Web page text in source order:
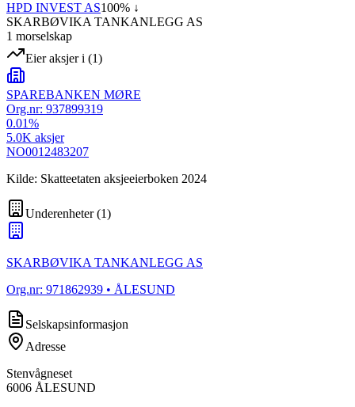
HPD INVEST AS100% ↓
SKARBØVIKA TANKANLEGG AS
1 morselskap
Eier aksjer i (1)
SPAREBANKEN MØRE
Org.nr: 937899319
0.01%
5.0K aksjer
NO0012483207
Kilde: Skatteetaten aksjeeierboken 2024
Underenheter(1)
SKARBØVIKA TANKANLEGG AS
Org.nr: 971862939 • ÅLESUND
Selskapsinformasjon
Adresse
Stenvågneset
6006 ÅLESUND